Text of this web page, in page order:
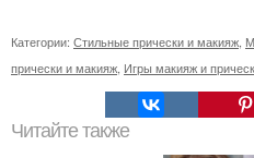
Категории: Стильные прически и макияж,
прически и макияж, Игры макияж и
Читайте также